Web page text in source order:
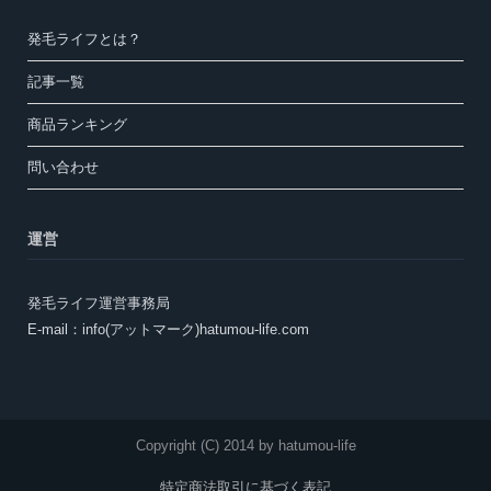
発毛ライフとは？
記事一覧
商品ランキング
問い合わせ
運営
発毛ライフ運営事務局
E-mail：info(アットマーク)hatumou-life.com
Copyright (C) 2014 by hatumou-life
特定商法取引に基づく表記